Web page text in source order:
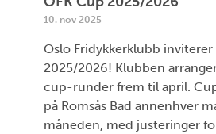
10. nov 2025
Oslo Fridykkerklubb inviterer
2025/2026! Klubben
cup-runder frem til april.
på Romsås Bad annenhver
måneden, med justeringer